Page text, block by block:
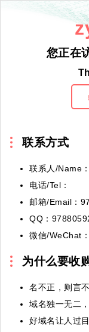
您正在
联系方式
联系人/Name
电话/Tel：
邮箱/Email：
QQ：
微信/WeChat
为什么要收
名不正，则言不
域名独一无二
好域名让人过